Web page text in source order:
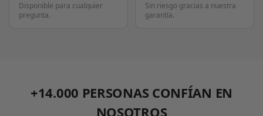
Disponible para cualquier
pregunta.
Sin riesgo gracias a nuestra
garantía.
+14.000 PERSONAS CONFÍAN EN
NOSOTROS